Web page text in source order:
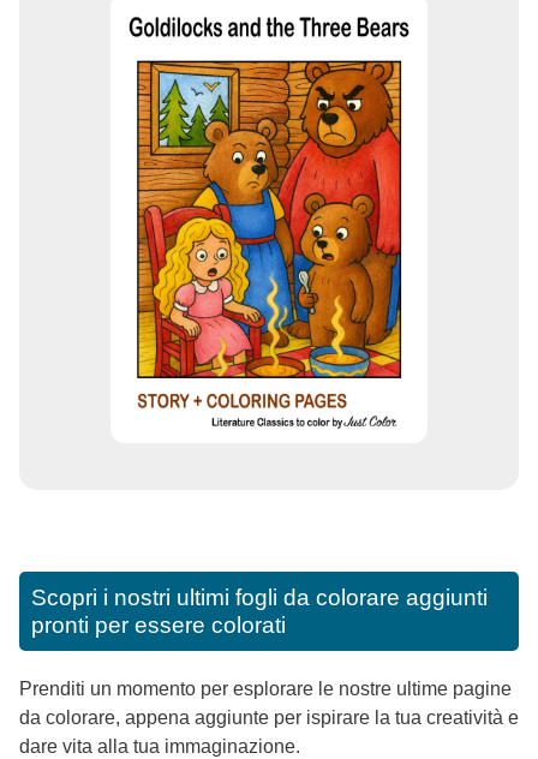
Scopri i nostri ultimi fogli da colorare aggiunti
pronti per essere colorati
Prenditi un momento per esplorare le nostre ultime pagine
da colorare, appena aggiunte per ispirare la tua creatività e
dare vita alla tua immaginazione.